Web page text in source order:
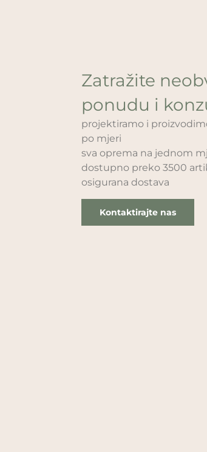
Zatražite
ponudu i
projektiramo i
po mjeri
sva oprema na jednom
dostupno preko 3500
osigurana dostava
Kontaktirajte nas